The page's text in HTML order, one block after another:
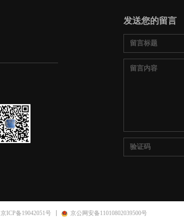
发送您的留言
京ICP备19042051号 京公网安备11010802039500号